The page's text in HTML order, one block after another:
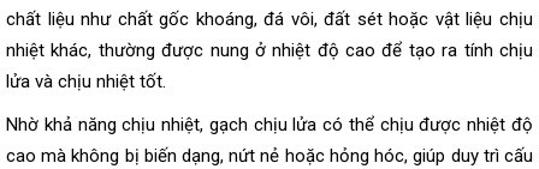
chất liệu như chất gốc khoáng, đá vôi, đất sét hoặc vật liệu chịu
nhiệt khác, thường được nung ở nhiệt độ cao để tạo ra tính chịu
lửa và chịu nhiệt tốt.
Nhờ khả năng chịu nhiệt, gạch chịu lửa có thể chịu được nhiệt độ
cao mà không bị biến dạng, nứt nẻ hoặc hỏng hóc, giúp duy trì cấu